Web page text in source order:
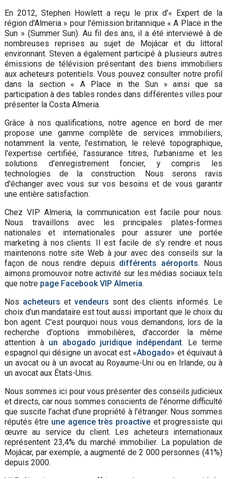
En 2012, Stephen Howlett a reçu le prix d'« Expert de la
région d'Almeria » pour l'émission britannique « A Place in the
Sun » (Summer Sun). Au fil des ans, il a été interviewé à de
nombreuses reprises au sujet de Mojácar et du littoral
environnant. Steven a également participé à plusieurs autres
émissions de télévision présentant des biens immobiliers
aux acheteurs potentiels. Vous pouvez consulter notre profil
dans la section « A Place in the Sun » ainsi que sa
participation à des tables rondes dans différentes villes pour
présenter la Costa Almeria.
Grâce à nos qualifications, notre agence en bord de mer
propose une gamme complète de services immobiliers,
notamment la vente, l'estimation, le relevé topographique,
l'expertise certifiée, l'assurance titres, l'urbanisme et les
solutions d'enregistrement foncier, y compris les
technologies de la construction. Nous serons ravis
d'échanger avec vous sur vos besoins et de vous garantir
une entière satisfaction.
Chez VIP Almeria, la communication est facile pour nous.
Nous travaillons avec les principales plates-formes
nationales et internationales pour assurer une portée
marketing à nos clients. Il est facile de s'y rendre et nous
maintenons notre site Web à jour avec des conseils sur la
façon de nous rendre depuis différents aéroports. Nous
aimons promouvoir notre activité sur les médias sociaux tels
que notre page Facebook VIP Almeria.
Nos acheteurs et vendeurs sont des clients informés. Le
choix d'un mandataire est tout aussi important que le choix du
bon agent. C'est pourquoi nous vous demandons, lors de la
recherche d'options immobilières, d'accorder la même
attention à un abogado juridique indépendant. Le terme
espagnol qui désigne un avocat est «Abogado» et équivaut à
un avocat ou à un avocat au Royaume-Uni ou en Irlande, ou à
un avocat aux États-Unis.
Nous sommes ici pour vous présenter des conseils judicieux
et directs, car nous sommes conscients de l’énorme difficulté
que suscite l’achat d’une propriété à l’étranger. Nous sommes
réputés être une agence très proactive et progressiste qui
œuvre au service du client. Les acheteurs internationaux
représentent 23,4% du marché immobilier. La population de
Mojácar, par exemple, a augmenté de 2 000 personnes (41%)
depuis 2000.